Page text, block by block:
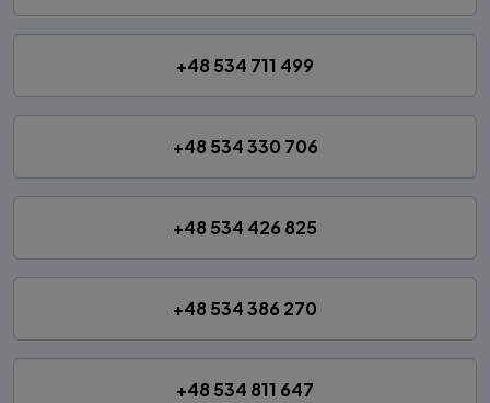
+48 534 711 499
+48 534 330 706
+48 534 426 825
+48 534 386 270
+48 534 811 647